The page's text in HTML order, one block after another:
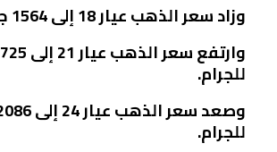
وزاد سعر الذهب عيار 18 إلى 1564 جنيها للجرام.
للجرام.
للجرام.